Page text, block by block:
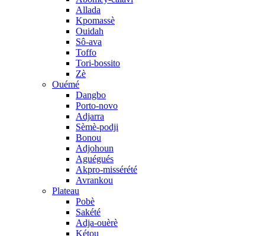
Allada
Kpomassè
Ouidah
Sô-ava
Toffo
Tori-bossito
Zè
Ouémé
Dangbo
Porto-novo
Adjarra
Sèmè-podji
Bonou
Adjohoun
Aguégués
Akpro-missérété
Avrankou
Plateau
Pobè
Sakété
Adja-ouèrè
Kétou